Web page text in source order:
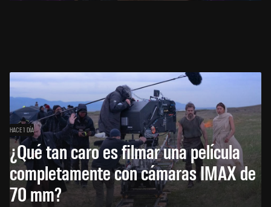
HACE 1 DÍA
¿Qué tan caro es filmar una película
completamente con cámaras IMAX de
70 mm?